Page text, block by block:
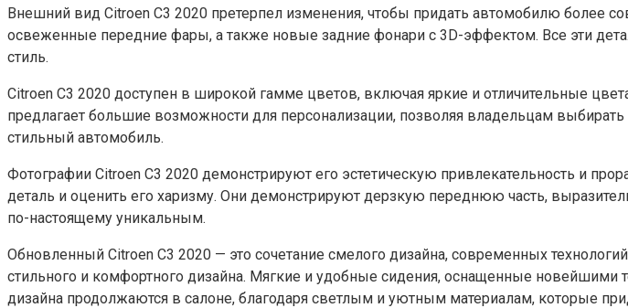
Внешний вид Citroen C3 2020 претерпел изменения, чтобы придать автомобилю
освеженные передние фары, а также новые задние фонари с 3D-эффектом. Все эти
стиль.
Citroen C3 2020 доступен в широкой гамме цветов, включая яркие и отличительные
предлагает большие возможности для персонализации, позволяя владельцам
стильный автомобиль.
Фотографии Citroen C3 2020 демонстрируют его эстетическую привлекательность и
деталь и оценить его харизму. Они демонстрируют дерзкую переднюю часть,
по-настоящему уникальным.
Обновленный Citroen C3 2020 — это сочетание смелого дизайна, современных
стильного и комфортного дизайна. Мягкие и удобные сидения, оснащенные
дизайна продолжаются в салоне, благодаря светлым и уютным материалам, которые